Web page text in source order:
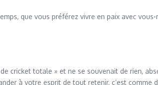
que vous préférez vivre en paix avec
cricket totale » et ne se souvenait de rien,
à votre esprit de tout retenir, c’est comme